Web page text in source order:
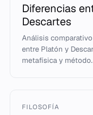
Diferencias
Descartes
Análisis
entre Platón y
metafísica y método.
FILOSOFÍA